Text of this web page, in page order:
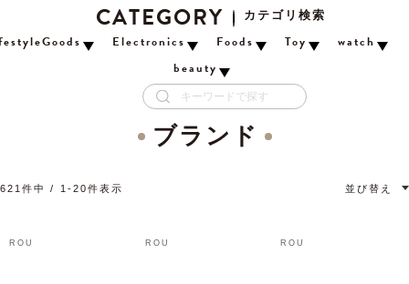
CATEGORY
カテゴリ検索
Electronics Foods Toy
watch
beauty
ブランド
並び替え
621 件中 1 -20件表示
ROU ROU ROU